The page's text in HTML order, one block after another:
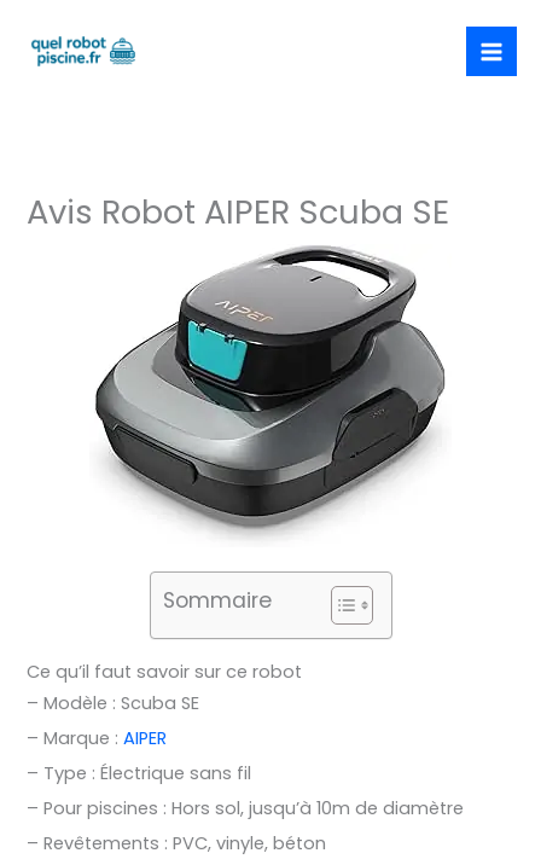
contenu
Avis Robot AIPER Scuba SE
Sommaire
Ce qu’il faut savoir sur ce robot
– Modèle : Scuba SE
– Marque :AIPER
– Type : Électrique sans fil
– Pour piscines : Hors sol, jusqu’à 10m de diamètre
– Revêtements : PVC, vinyle, béton